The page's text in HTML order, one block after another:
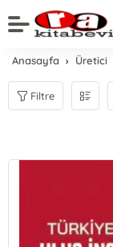
Anasayfa Üretici
Filtre